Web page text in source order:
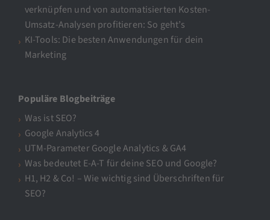
verknüpfen und von automatisierten Kosten-
Umsatz-Analysen profitieren: So geht’s
KI-Tools: Die besten Anwendungen für dein
Marketing
Populäre Blogbeiträge
Was ist SEO?
Google Analytics 4
UTM-Parameter Google Analytics & GA4
Was bedeutet E-A-T für deine SEO und Google?
H1, H2 & Co! – Wie wichtig sind Überschriften für
SEO?